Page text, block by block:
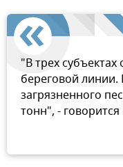
"В трех
береговой линии.
загрязненного
тонн", -